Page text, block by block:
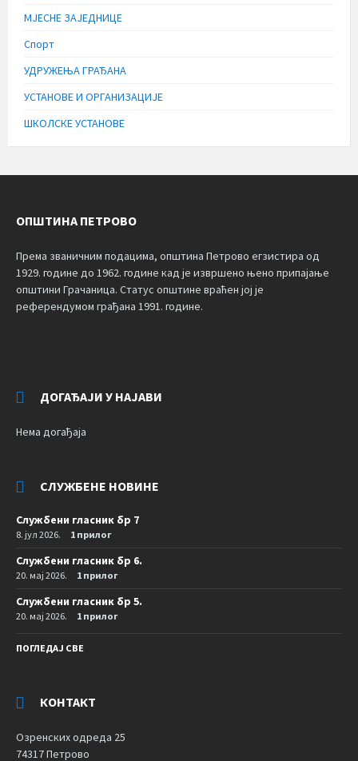
МЈЕСНЕ ЗАЈЕДНИЦЕ
Спорт
УДРУЖЕЊА ГРАЂАНА
УСТАНОВЕ И ОРГАНИЗАЦИЈЕ
ШКОЛСКЕ УСТАНОВЕ
ОПШТИНА ПЕТРОВО
Према званичним подацима, општина Петрово егзистира од
1929. године до 1962. године кад је извршено њено припајање
општини Грачаница. Статус општине враћен јој је
референдумом грађана 1991. године.
ДОГАЂАЈИ У НАЈАВИ
Нема догађаја
СЛУЖБЕНЕ НОВИНЕ
Службени гласник бр 7
8. јул 2026. 1 прилог
Службени гласник бр 6.
20. мај 2026. 1 прилог
Службени гласник бр 5.
20. мај 2026. 1 прилог
ПОГЛЕДАЈ СВЕ
КОНТАКТ
Озренских одреда 25
74317 Петрово